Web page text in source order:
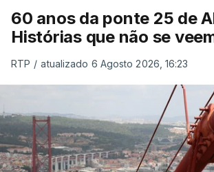
60 anos da ponte 25 de
Histórias que não se
RTP / atualizado 6 Agosto 2026, 16:23